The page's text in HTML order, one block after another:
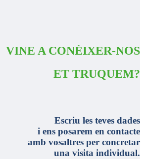
VINE A CONÈIXER-NOS
ET TRUQUEM?
Escriu les teves dades
i ens posarem en contacte
amb vosaltres per concretar
una visita individual.